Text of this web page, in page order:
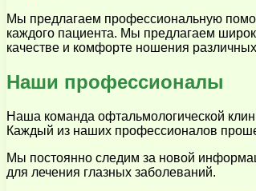
Мы предлагаем профессиональную
каждого пациента. Мы предлагаем
качестве и комфорте ношения
Наши профессионалы
Наша команда офтальмологической
Каждый из наших профессионалов
Мы постоянно следим за новой
для лечения глазных заболеваний.